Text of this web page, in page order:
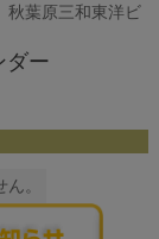
葉原三和東洋ビ
ダー
。